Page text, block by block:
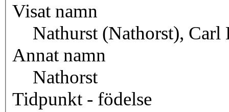
Visat namn
Nathurst (Nathorst), Carl
Annat namn
Nathorst
Tidpunkt - födelse